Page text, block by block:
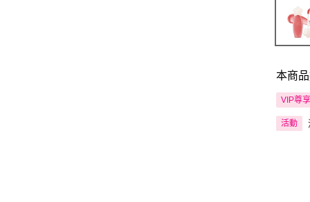
本商
VIP尊享
活動